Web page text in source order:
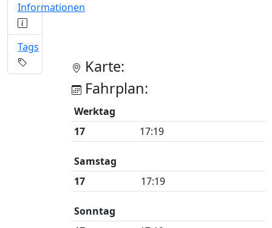
Karte:
Fahrplan:
Werktag
17
17:19
Samstag
17
17:19
Sonntag
Informationen
Tags